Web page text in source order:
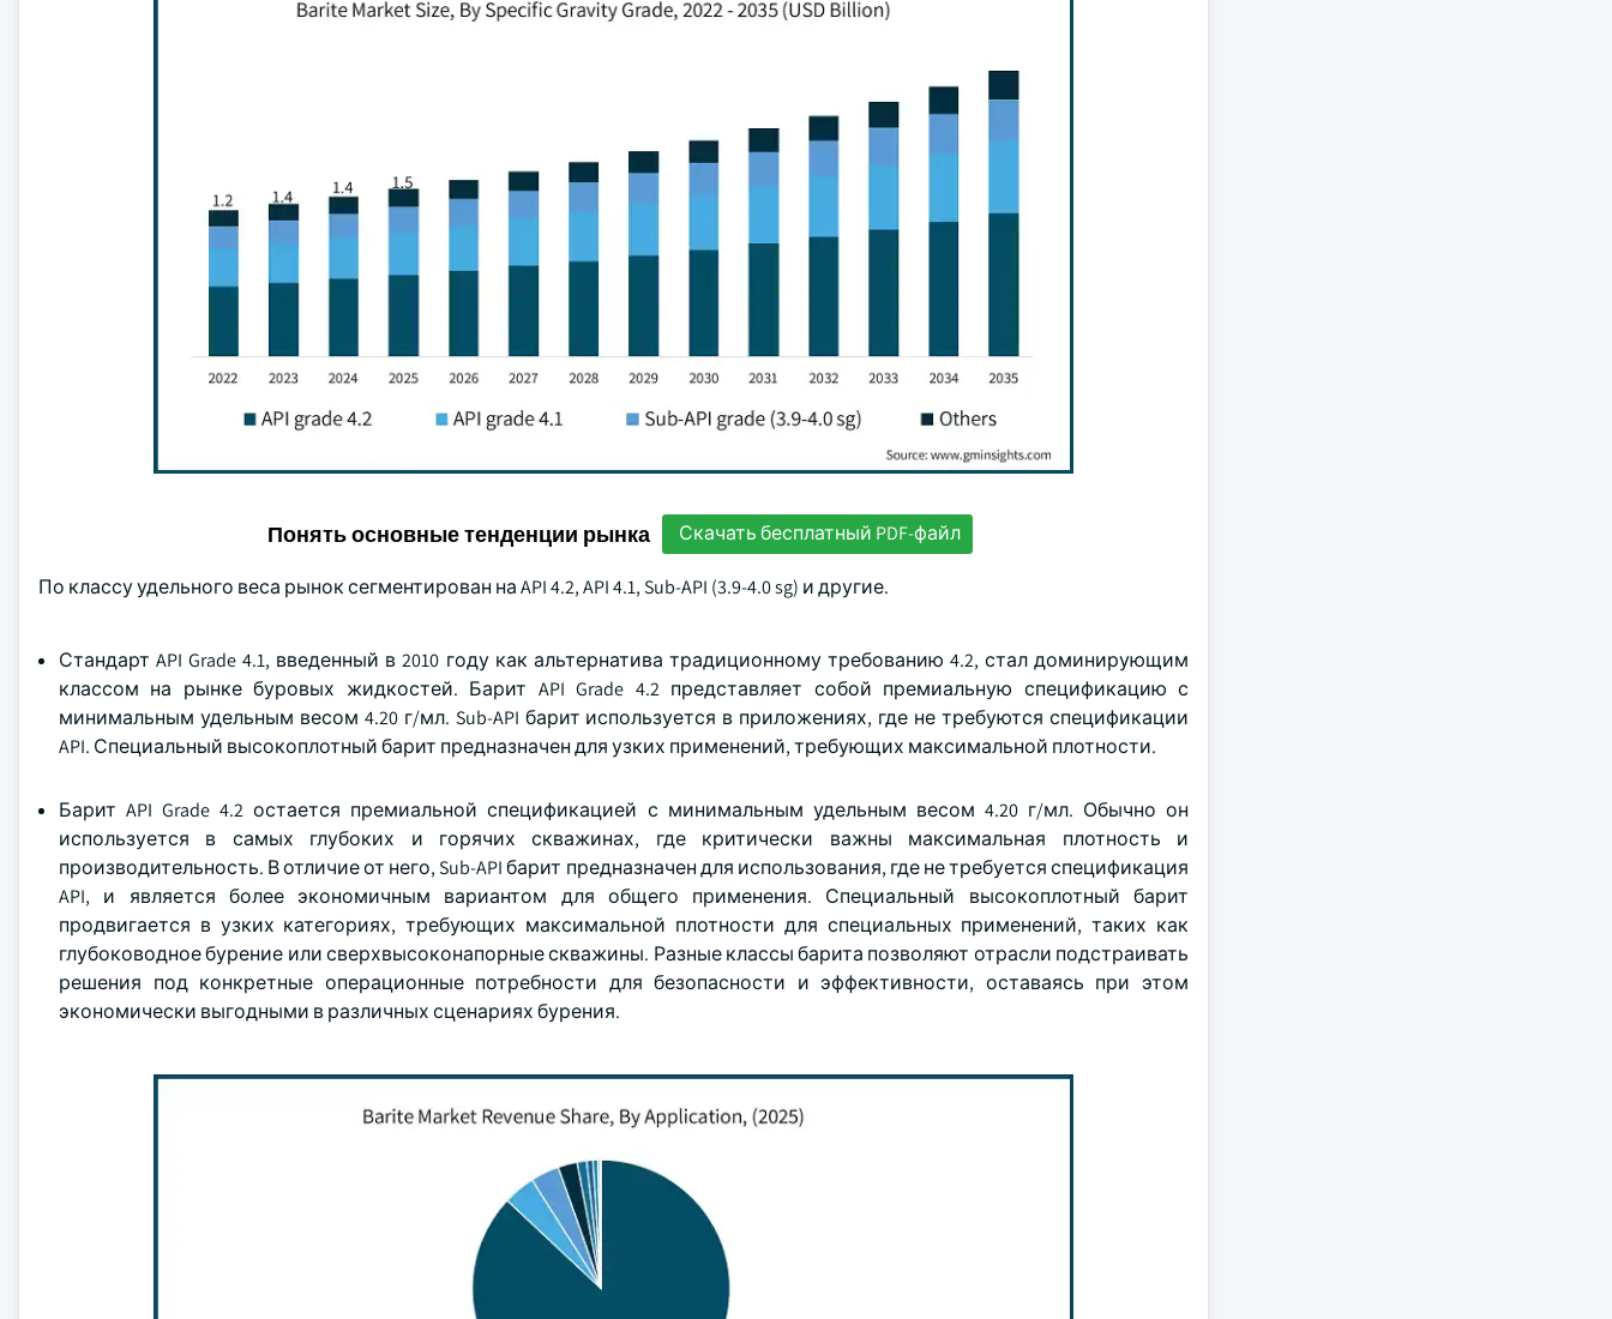
Понять основные тенденции рынка Скачать бесплатный PDF-файл
По классу удельного веса рынок сегментирован на API 4.2, API 4.1, Sub-API (3.9-4.0 sg) и другие.
Стандарт API Grade 4.1, введенный в 2010 году как альтернатива традиционному требованию 4.2, стал доминирующим
классом на рынке буровых жидкостей. Барит API Grade 4.2 представляет собой премиальную спецификацию с
минимальным удельным весом 4.20 г/мл. Sub-API барит используется в приложениях, где не требуются спецификации
API. Специальный высокоплотный барит предназначен для узких применений, требующих максимальной плотности.
Барит API Grade 4.2 остается премиальной спецификацией с минимальным удельным весом 4.20 г/мл. Обычно он
используется в самых глубоких и горячих скважинах, где критически важны максимальная плотность и
производительность. В отличие от него, Sub-API барит предназначен для использования, где не требуется спецификация
API, и является более экономичным вариантом для общего применения. Специальный высокоплотный барит
продвигается в узких категориях, требующих максимальной плотности для специальных применений, таких как
глубоководное бурение или сверхвысоконапорные скважины. Разные классы барита позволяют отрасли подстраивать
решения под конкретные операционные потребности для безопасности и эффективности, оставаясь при этом
экономически выгодными в различных сценариях бурения.